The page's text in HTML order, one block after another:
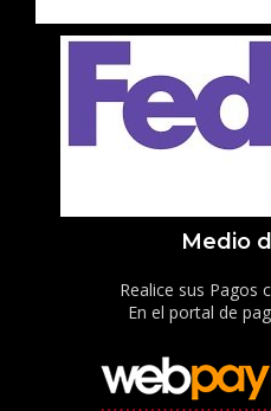
Medio
Realice sus Pagos
En el portal de